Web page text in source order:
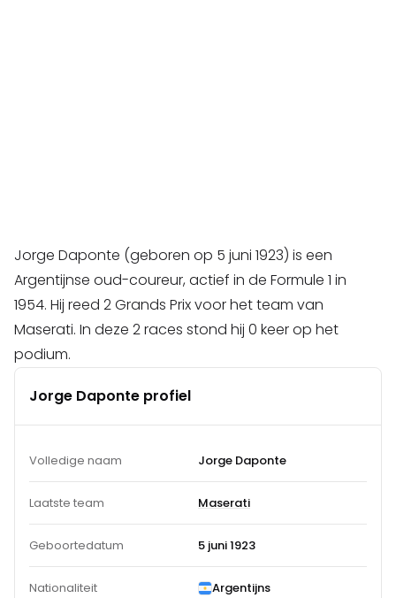
Jorge Daponte (geboren op 5 juni 1923) is een
Argentijnse oud-coureur, actief in de Formule 1 in
1954. Hij reed 2 Grands Prix voor het team van
Maserati. In deze 2 races stond hij 0 keer op het
podium.
Jorge Daponte profiel
Volledige naam Jorge Daponte
Laatste team Maserati
Geboortedatum 5 juni 1923
Nationaliteit Argentijns